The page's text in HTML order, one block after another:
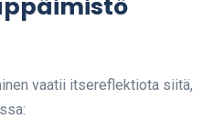
vaatii itsereflektiota siitä,